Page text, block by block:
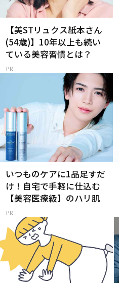
【美STリュクス紙本さん
(54歳)】10年以上も続い
ている美容習慣とは？
いつものケアに1品足すだ
け！自宅で手軽に仕込む
【美容医療級】のハリ肌